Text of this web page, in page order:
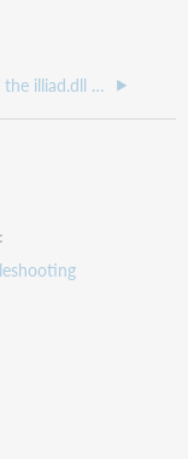
Can I edit the illiad.dll file for our webpages?